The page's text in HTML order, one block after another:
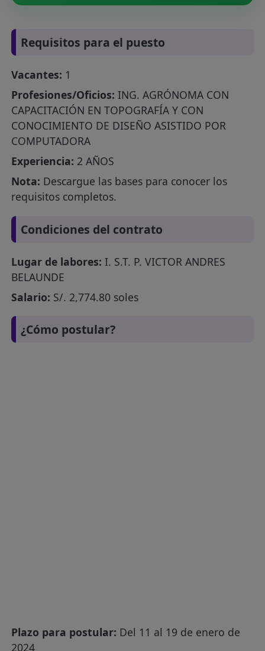
Requisitos para el puesto
Vacantes: 1
Profesiones/Oficios: ING. AGRÓNOMA CON
CAPACITACIÓN EN TOPOGRAFÍA Y CON
CONOCIMIENTO DE DISEÑO ASISTIDO POR
COMPUTADORA
Experiencia: 2 AÑOS
Nota: Descargue las bases para conocer los
requisitos completos.
Condiciones del contrato
Lugar de labores: I. S.T. P. VICTOR ANDRES
BELAUNDE
Salario: S/. 2,774.80 soles
¿Cómo postular?
Plazo para postular: Del 11 al 19 de enero de
2024